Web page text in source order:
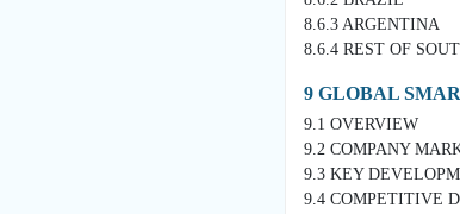
8.6.3 ARGENTINA
8.6.4 REST OF
9 GLOBAL
9.1 OVERVIEW
9.2 COMPANY
9.3 KEY
9.4 COMPETITIVE